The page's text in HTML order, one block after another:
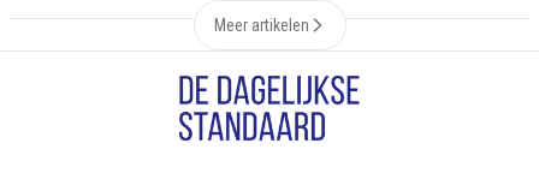
Meer artikelen